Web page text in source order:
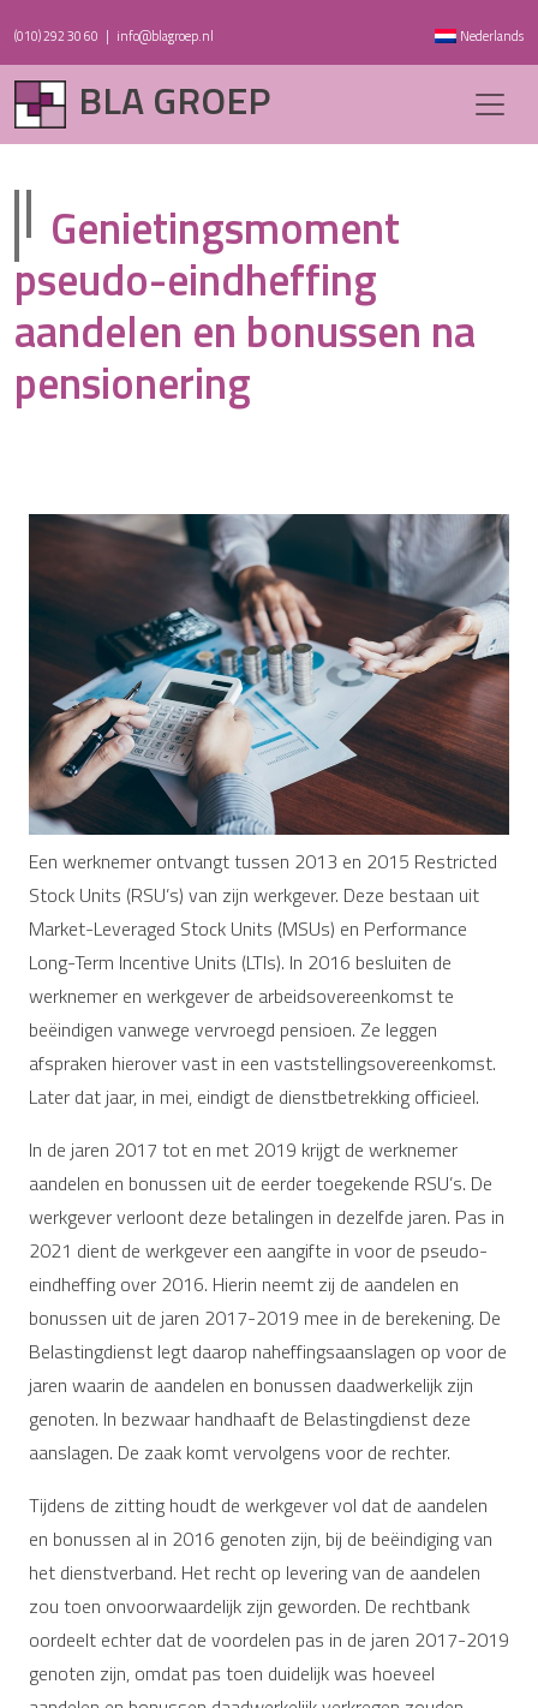
(010) 292 30 60 | info@blagroep.nl Nederlands
BLA GROEP
Genietingsmoment
pseudo-eindheffing
aandelen en bonussen na
pensionering
Een werknemer ontvangt tussen 2013 en 2015 Restricted
Stock Units (RSU’s) van zijn werkgever. Deze bestaan uit
Market-Leveraged Stock Units (MSUs) en Performance
Long-Term Incentive Units (LTIs). In 2016 besluiten de
werknemer en werkgever de arbeidsovereenkomst te
beëindigen vanwege vervroegd pensioen. Ze leggen
afspraken hierover vast in een vaststellingsovereenkomst.
Later dat jaar, in mei, eindigt de dienstbetrekking officieel.
In de jaren 2017 tot en met 2019 krijgt de werknemer
aandelen en bonussen uit de eerder toegekende RSU’s. De
werkgever verloont deze betalingen in dezelfde jaren. Pas in
2021 dient de werkgever een aangifte in voor de pseudo-
eindheffing over 2016. Hierin neemt zij de aandelen en
bonussen uit de jaren 2017-2019 mee in de berekening. De
Belastingdienst legt daarop naheffingsaanslagen op voor de
jaren waarin de aandelen en bonussen daadwerkelijk zijn
genoten. In bezwaar handhaaft de Belastingdienst deze
aanslagen. De zaak komt vervolgens voor de rechter.
Tijdens de zitting houdt de werkgever vol dat de aandelen
en bonussen al in 2016 genoten zijn, bij de beëindiging van
het dienstverband. Het recht op levering van de aandelen
zou toen onvoorwaardelijk zijn geworden. De rechtbank
oordeelt echter dat de voordelen pas in de jaren 2017-2019
genoten zijn, omdat pas toen duidelijk was hoeveel